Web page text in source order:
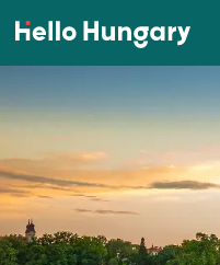
Ugrás a tartalomhoz